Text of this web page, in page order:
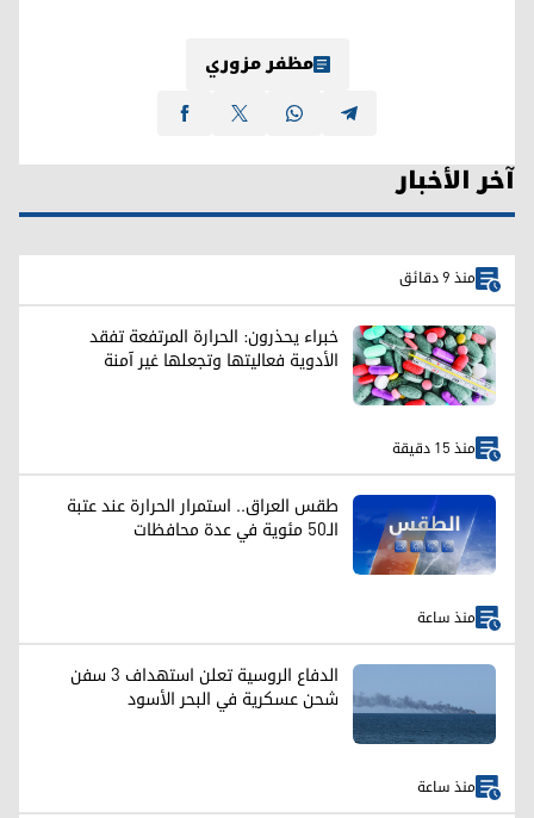
مظفر مزوري
آخر الأخبار
منذ 9 دقائق
خبراء يحذرون: الحرارة المرتفعة تفقد
الأدوية فعاليتها وتجعلها غير آمنة
منذ 15 دقيقة
طقس العراق.. استمرار الحرارة عند عتبة
الـ50 مئوية في عدة محافظات
منذ ساعة
الدفاع الروسية تعلن استهداف 3 سفن
شحن عسكرية في البحر الأسود
منذ ساعة